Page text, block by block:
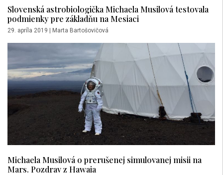
Slovenská astrobiologička Michaela Musilová testovala
podmienky pre základňu na Mesiaci
29. apríla 2019 Marta Bartošovičová
Michaela Musilová o prerušenej simulovanej misii na
Mars. Pozdrav z Hawaia